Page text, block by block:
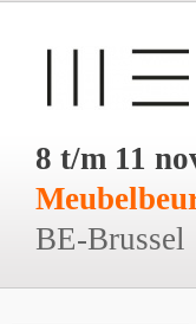
8 t/m 11
BE-Brussel